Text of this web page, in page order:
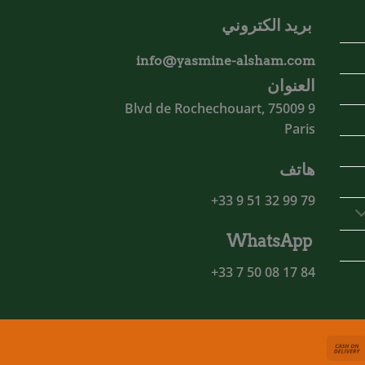
بريد الكتروني
info@yasmine-alsham.com
العنوان
9 Blvd de Rochechouart, 75009
Paris
هاتف
79 99 32 51 9 33+
84 17 08 50 7 33+